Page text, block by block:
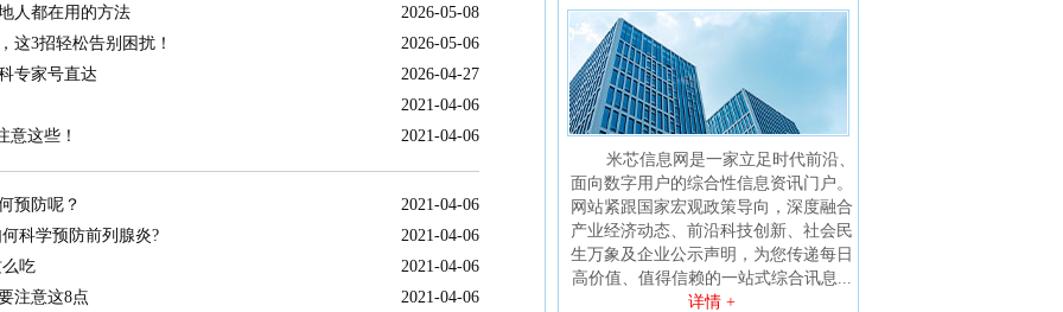
人都在用的方法
2026-05-08
这3招轻松告别困扰！
2026-05-06
专家号直达
2026-04-27
2021-04-06
意这些！
2021-04-06
预防呢？
2021-04-06
科学预防前列腺炎?
2021-04-06
吃
2021-04-06
注意这8点
2021-04-06
米芯信息网是一家立足时代前沿、
面向数字用户的综合性信息资讯门户。
网站紧跟国家宏观政策导向，深度融合
产业经济动态、前沿科技创新、社会民
生万象及企业公示声明，为您传递每日
高价值、值得信赖的一站式综合讯息...
详情 +